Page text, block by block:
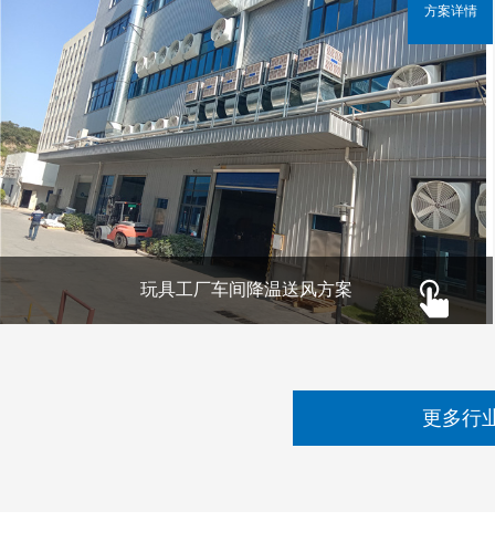
玩具工厂车间降温送风方案
方案详情
更多行